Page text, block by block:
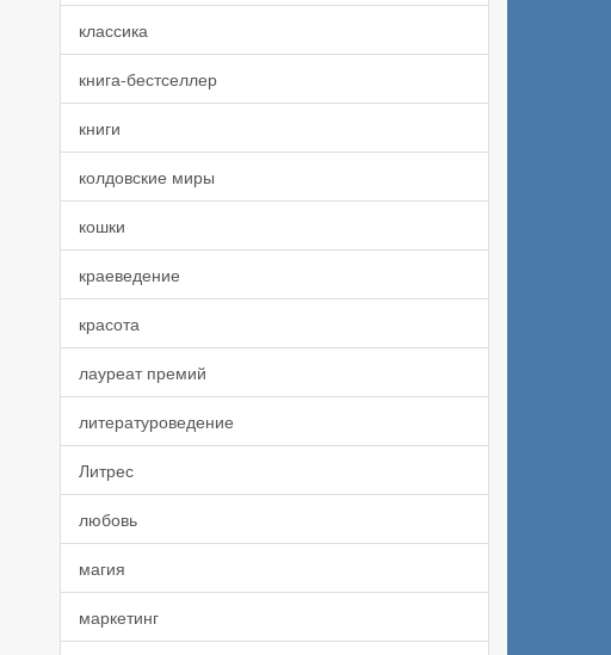
классика
книга-бестселлер
книги
колдовские миры
кошки
краеведение
красота
лауреат премий
литературоведение
Литрес
любовь
магия
маркетинг